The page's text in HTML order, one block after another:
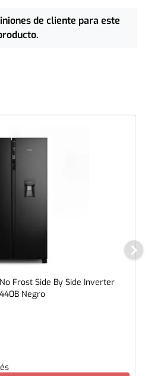
de cliente para este
Frost Side By Side Inverter
Negro